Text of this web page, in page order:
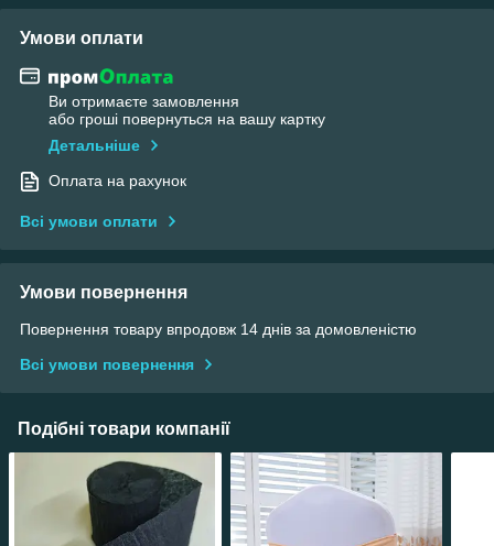
Умови оплати
Ви отримаєте замовлення
або гроші повернуться на вашу картку
Детальніше
Оплата на рахунок
Всі умови оплати
Умови повернення
Повернення товару впродовж 14 днів за домовленістю
Всі умови повернення
Подібні товари компанії